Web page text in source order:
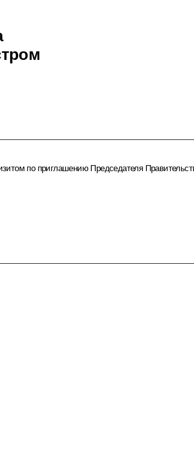
по приглашению Председателя